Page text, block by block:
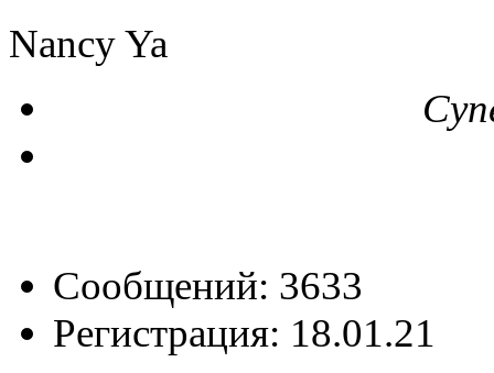
Nancy Ya
Сообщений: 3633
Регистрация: 18.01.21